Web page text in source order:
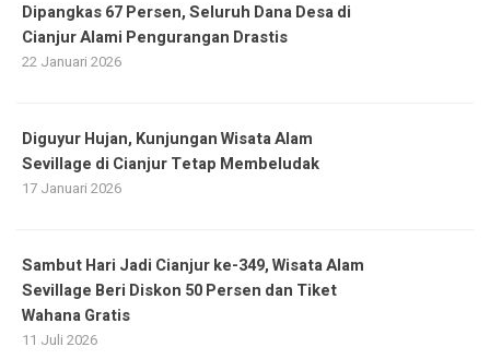
Dipangkas 67 Persen, Seluruh Dana Desa di
Cianjur Alami Pengurangan Drastis
22 Januari 2026
Diguyur Hujan, Kunjungan Wisata Alam
Sevillage di Cianjur Tetap Membeludak
17 Januari 2026
Sambut Hari Jadi Cianjur ke-349, Wisata Alam
Sevillage Beri Diskon 50 Persen dan Tiket
Wahana Gratis
11 Juli 2026